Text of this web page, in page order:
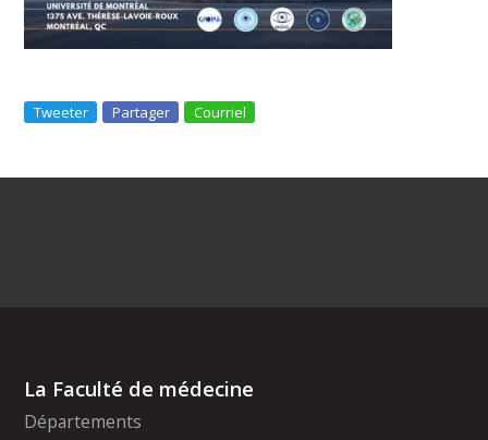
Tweeter Partager Courriel
La Faculté de médecine
Départements